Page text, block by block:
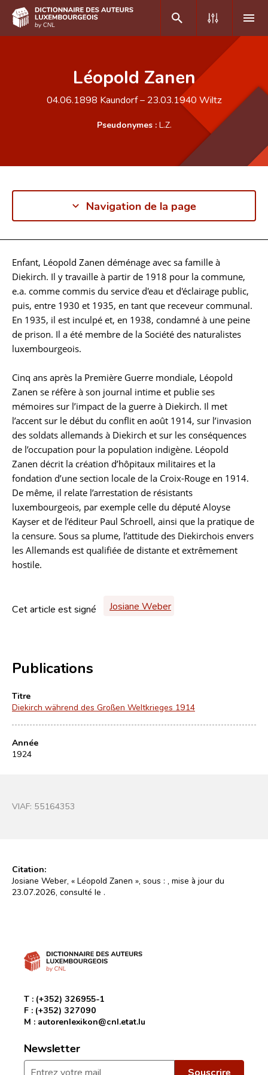
FR
Contact
Léopold Zanen
04.06.1898 Kaundorf– 23.03.1940 Wiltz
Pseudonymes : L.Z.
Navigation de la page
Biographie
Enfant, Léopold Zanen déménage avec sa famille à
Diekirch. Il y travaille à partir de 1918 pour la commune,
e.a. comme commis du service d'eau et d'éclairage public,
puis, entre 1930 et 1935, en tant que receveur communal.
En 1935, il est inculpé et, en 1938, condamné à une peine
de prison. Il a été membre de la Société des naturalistes
luxembourgeois.
Cinq ans après la Première Guerre mondiale, Léopold
Zanen se réfère à son journal intime et publie ses
mémoires sur l’impact de la guerre à Diekirch. Il met
l’accent sur le début du conflit en août 1914, sur l’invasion
des soldats allemands à Diekirch et sur les conséquences
de l’occupation pour la population indigène. Léopold
Zanen décrit la création d’hôpitaux militaires et la
fondation d’une section locale de la Croix-Rouge en 1914.
De même, il relate l’arrestation de résistants
luxembourgeois, par exemple celle du député Aloyse
Kayser et de l’éditeur Paul Schroell, ainsi que la pratique de
la censure. Sous sa plume, l’attitude des Diekirchois envers
les Allemands est qualifiée de distante et extrêmement
hostile.
Cet article est signé Josiane Weber
Publications
Titre
Diekirch während des Großen Weltkrieges 1914
Année
1924
VIAF: 55164353
Citation:
Josiane Weber, « Léopold Zanen », sous : , mise à jour du
23.07.2026, consulté le .
T : (+352) 326955-1
F : (+352) 327090
M : autorenlexikon@cnl.etat.lu
Newsletter